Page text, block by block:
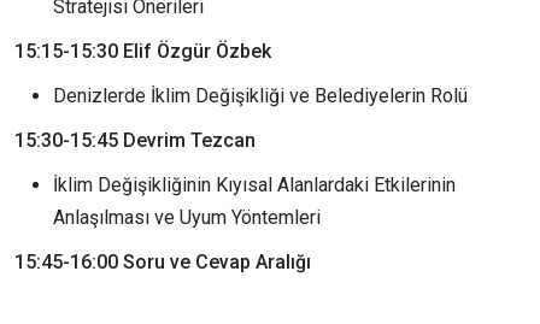
Stratejisi Önerileri
15:15-15:30 Elif Özgür Özbek
Denizlerde İklim Değişikliği ve Belediyelerin Rolü
15:30-15:45 Devrim Tezcan
İklim Değişikliğinin Kıyısal Alanlardaki Etkilerinin
Anlaşılması ve Uyum Yöntemleri
15:45-16:00 Soru ve Cevap Aralığı